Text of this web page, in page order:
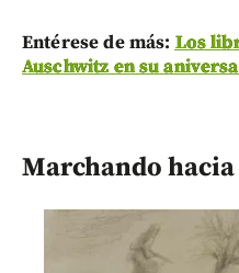
Entérese de más: Los
Auschwitz en su
Marchando